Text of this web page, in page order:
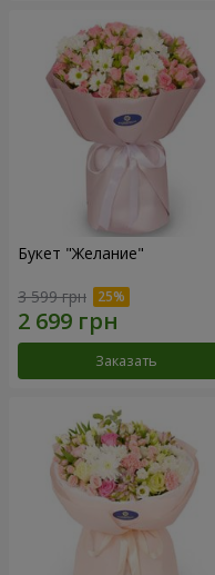
Букет "Желание"
3 599 грн
Заказать